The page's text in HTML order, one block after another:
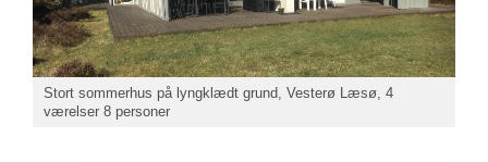
Stort sommerhus på lyngklædt grund, Vesterø Læsø, 4
værelser 8 personer